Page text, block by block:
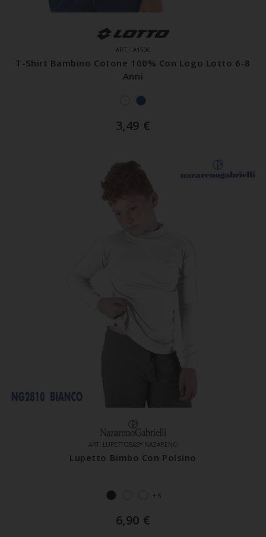
ART. LA1500
T-Shirt Bambino Cotone 100% Con Logo Lotto 6-8
Anni
3,49 €
ART. LUPETTOBABY NAZARENO
Lupetto Bimbo Con Polsino
+6
6,90 €